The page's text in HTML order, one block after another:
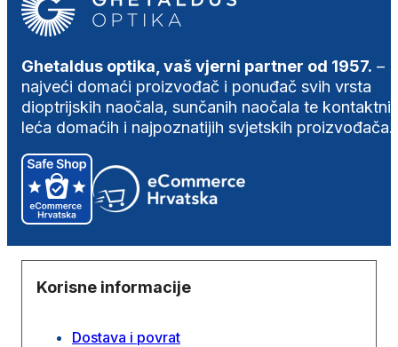
Ghetaldus optika, vaš vjerni partner od 1957. –
najveći domaći proizvođač i ponuđač svih vrsta
dioptrijskih naočala, sunčanih naočala te
leća domaćih i najpoznatijih svjetskih proizvođača.
Korisne informacije
Dostava i povrat